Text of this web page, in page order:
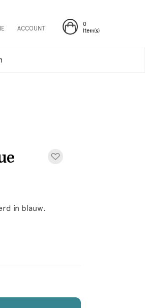
0
Item(s)
ACCOUNT
in blauw.